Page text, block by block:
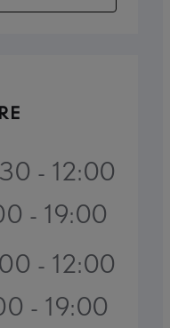
- 12:00
- 19:00
- 12:00
- 19:00